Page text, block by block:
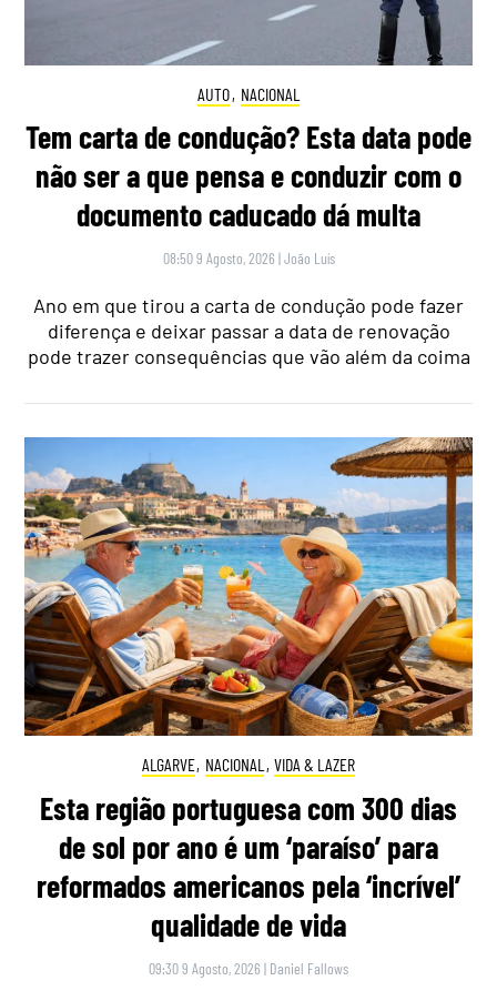
AUTO, NACIONAL
Tem carta de condução? Esta data pode
não ser a que pensa e conduzir com o
documento caducado dá multa
08:50 9 Agosto, 2026 |João Luís
Ano em que tirou a carta de condução pode fazer
diferença e deixar passar a data de renovação
pode trazer consequências que vão além da coima
ALGARVE, NACIONAL , VIDA & LAZER
Esta região portuguesa com 300 dias
de sol por ano é um ‘paraíso’ para
reformados americanos pela ‘incrível’
qualidade de vida
09:30 9 Agosto, 2026 | Daniel Fallows